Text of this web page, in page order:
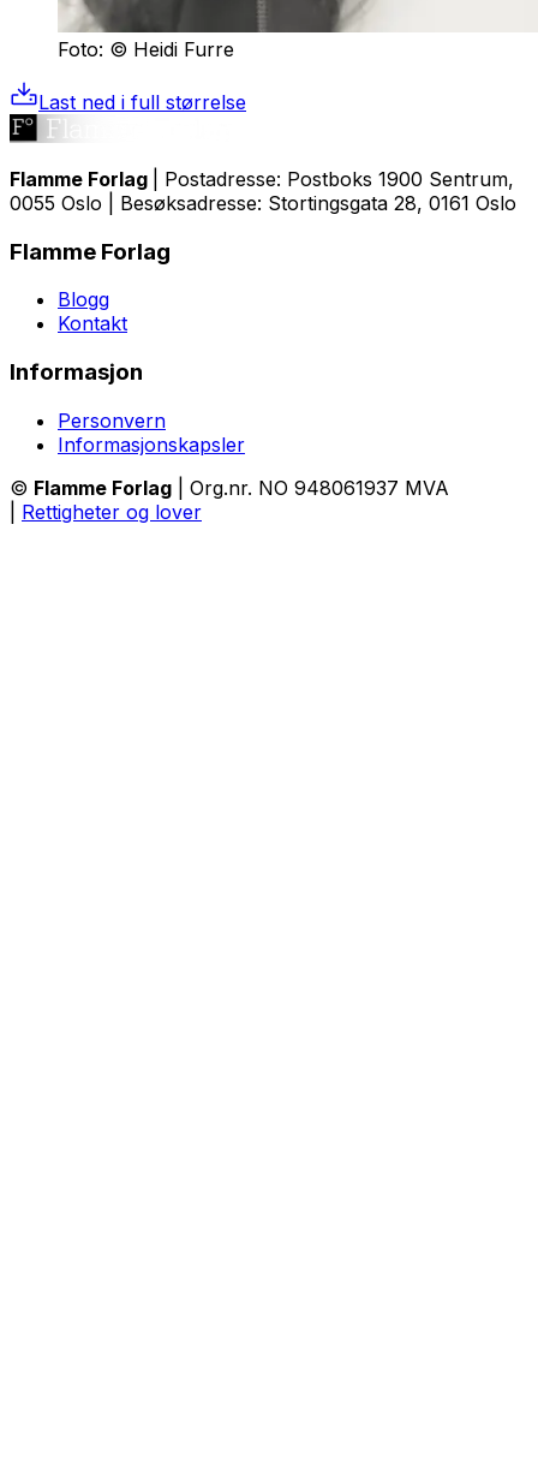
Foto: © Heidi Furre
Last ned i full størrelse
Flamme Forlag
| Postadresse: Postboks 1900 Sentrum,
0055 Oslo | Besøksadresse: Stortingsgata 28, 0161 Oslo
Flamme Forlag
Blogg
Kontakt
Informasjon
Personvern
Informasjonskapsler
© Flamme Forlag | Org.nr. NO 948061937 MVA
Rettigheter og lover